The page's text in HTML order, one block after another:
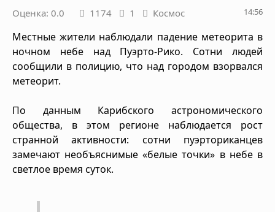
Оценка: 0.0 1174 1 Космос 14:56
Местные жители наблюдали падение метеорита в
ночном небе над Пуэрто-Рико. Сотни людей
сообщили в полицию, что над городом взорвался
метеорит.
По данным Карибского астрономического
общества, в этом регионе наблюдается рост
странной активности: сотни пуэрториканцев
замечают необъяснимые «белые точки» в небе в
светлое время суток.